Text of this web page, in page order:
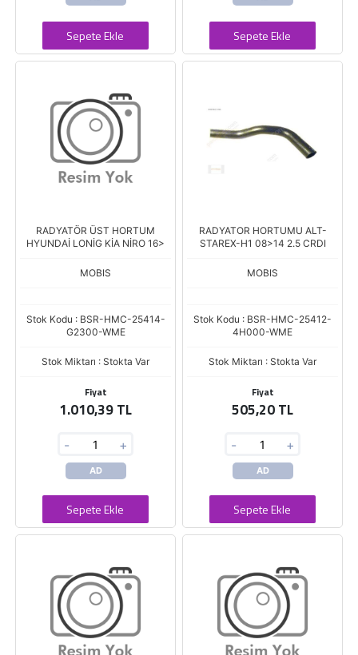
Sepete Ekle Sepete Ekle
RADYATÖR ÜST HORTUM
HYUNDAİ LONİG KİA NİRO 16>
MOBIS
Stok Kodu : BSR-HMC-25414-
G2300-WME
Stok Miktarı : Stokta Var
Fiyat
1.010,39 TL
- +
AD
Sepete Ekle
RADYATOR HORTUMU ALT-
STAREX-H1 08>14 2.5 CRDI
MOBIS
Stok Kodu : BSR-HMC-25412-
4H000-WME
Stok Miktarı : Stokta Var
Fiyat
505,20 TL
- +
AD
Sepete Ekle